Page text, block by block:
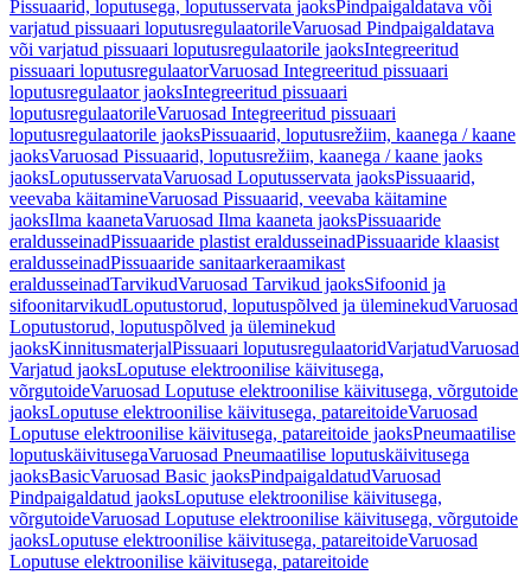
Pissuaarid, loputusega, loputusservata jaoksPindpaigaldatava või
varjatud pissuaari loputusregulaatorileVaruosad Pindpaigaldatava
või varjatud pissuaari loputusregulaatorile jaoksIntegreeritud
pissuaari loputusregulaatorVaruosad Integreeritud pissuaari
loputusregulaator jaoksIntegreeritud pissuaari
loputusregulaatorileVaruosad Integreeritud pissuaari
loputusregulaatorile jaoksPissuaarid, loputusrežiim, kaanega / kaane
jaoksVaruosad Pissuaarid, loputusrežiim, kaanega / kaane jaoks
jaoksLoputusservataVaruosad Loputusservata jaoksPissuaarid,
veevaba käitamineVaruosad Pissuaarid, veevaba käitamine
jaoksIlma kaanetaVaruosad Ilma kaaneta jaoksPissuaaride
eraldusseinadPissuaaride plastist eraldusseinadPissuaaride klaasist
eraldusseinadPissuaaride sanitaarkeraamikast
eraldusseinadTarvikudVaruosad Tarvikud jaoksSifoonid ja
sifoonitarvikudLoputustorud, loputuspõlved ja üleminekudVaruosad
Loputustorud, loputuspõlved ja üleminekud
jaoksKinnitusmaterjalPissuaari loputusregulaatoridVarjatudVaruosad
Varjatud jaoksLoputuse elektroonilise käivitusega,
võrgutoideVaruosad Loputuse elektroonilise käivitusega, võrgutoide
jaoksLoputuse elektroonilise käivitusega, patareitoideVaruosad
Loputuse elektroonilise käivitusega, patareitoide jaoksPneumaatilise
loputuskäivitusegaVaruosad Pneumaatilise loputuskäivitusega
jaoksBasicVaruosad Basic jaoksPindpaigaldatudVaruosad
Pindpaigaldatud jaoksLoputuse elektroonilise käivitusega,
võrgutoideVaruosad Loputuse elektroonilise käivitusega, võrgutoide
jaoksLoputuse elektroonilise käivitusega, patareitoideVaruosad
Loputuse elektroonilise käivitusega, patareitoide